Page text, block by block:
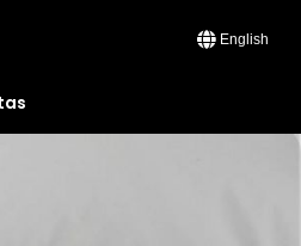
English